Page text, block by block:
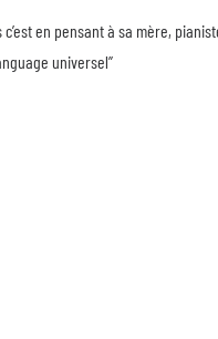
en pensant à sa mère,
universel”